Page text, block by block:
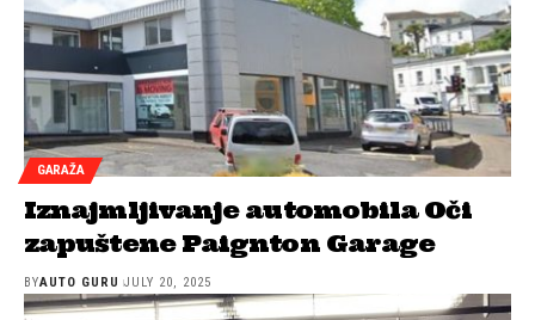
GARAŽA
Iznajmljivanje automobila Oči
zapuštene Paignton Garage
BYAUTO GURU JULY 20, 2025